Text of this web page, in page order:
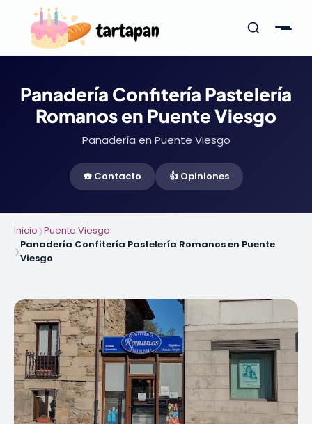
Panadería Confitería Pastelería
Romanos en Puente Viesgo
Panadería en Puente Viesgo
☎️ Contacto 👍 Opiniones
Inicio❯Puente Viesgo
❯
Panadería Confitería Pastelería Romanos en Puente
Viesgo